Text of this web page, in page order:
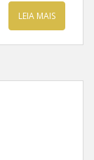
LEIA MAIS